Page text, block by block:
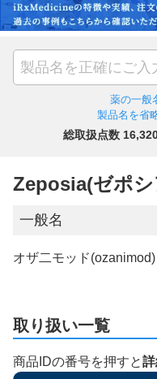
薬の一般
製品名を省
総取扱点数
Zeposia(ゼポシ
一般名
オザ二モッド(ozanimod)
取り扱い一覧
商品IDの番号を押すと